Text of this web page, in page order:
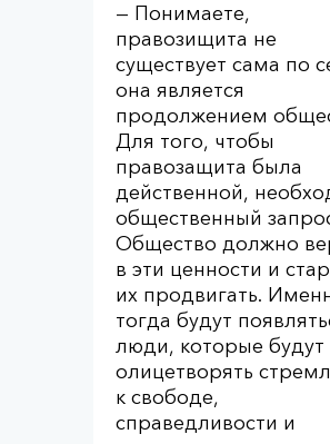
— Понимаете,
правозищита не
существует сама по
она является
продолжением
Для того, чтобы
правозащита была
действенной,
общественный
Общество должно
в эти ценности и
их продвигать.
тогда будут
люди, которые будут
олицетворять
к свободе,
справедливости и